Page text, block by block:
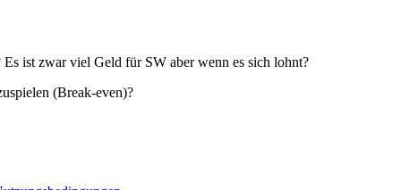
ist zwar viel Geld für SW aber wenn es sich lohnt?
(Break-even)?